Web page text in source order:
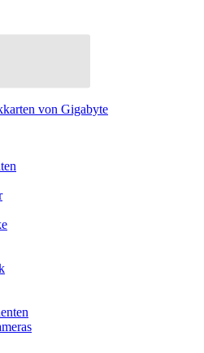
von Gigabyte